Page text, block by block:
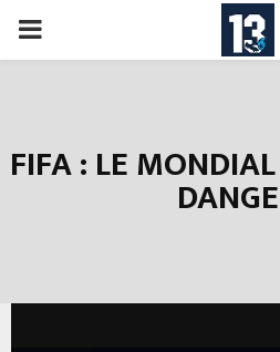
PRIMARY
FIFA : LE